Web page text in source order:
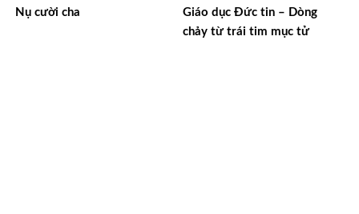
Nụ cười cha
Giáo dục Đức tin – Dòng
chảy từ trái tim mục tử